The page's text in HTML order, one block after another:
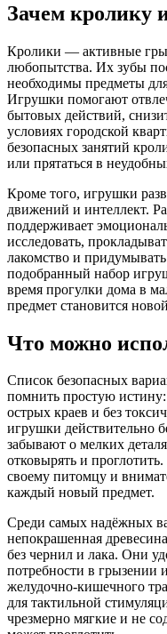
Зачем кролику
Кролики — активные
любопытства. Их зубы
необходимы предметы
Игрушки помогают
бытовых действий,
условиях городской
безопасных занятий
или прятаться в
Кроме того, игрушки
движений и интеллект.
поддерживает
исследовать,
лакомство и
подобранный набор
время прогулки дома в
предмет становится
Что можно
Список безопасных
помнить простую
острых краев и без
игрушки действительно
забывают о мелких
отковырять и
своему питомцу и
каждый новый предмет.
Среди самых надёжных
непокрашенная
без чернил и лака. Они
потребности в грызении
желудочно-кишечного
для тактильной
чрезмерно мягкие и не